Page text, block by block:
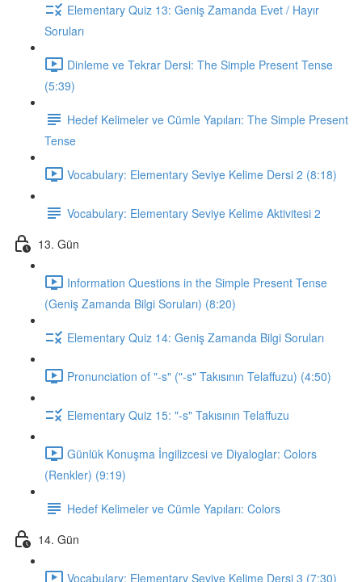
Elementary Quiz 13: Geniş Zamanda Evet / Hayır
Soruları
Dinleme ve Tekrar Dersi: The Simple Present Tense
(5:39)
Hedef Kelimeler ve Cümle Yapıları: The Simple Present
Tense
Vocabulary: Elementary Seviye Kelime Dersi 2 (8:18)
Vocabulary: Elementary Seviye Kelime Aktivitesi 2
13. Gün
Information Questions in the Simple Present Tense
(Geniş Zamanda Bilgi Soruları) (8:20)
Elementary Quiz 14: Geniş Zamanda Bilgi Soruları
Pronunciation of "-s" ("-s" Takısının Telaffuzu) (4:50)
Elementary Quiz 15: "-s" Takısının Telaffuzu
Günlük Konuşma İngilizcesi ve Diyaloglar: Colors
(Renkler) (9:19)
Hedef Kelimeler ve Cümle Yapıları: Colors
14. Gün
Vocabulary: Elementary Seviye Kelime Dersi 3 (7:30)